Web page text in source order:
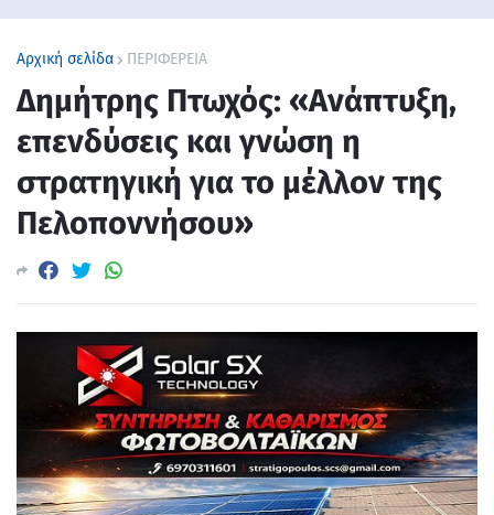
Αρχική σελίδα ΠΕΡΙΦΕΡΕΙΑ
Δημήτρης Πτωχός: «Ανάπτυξη,
επενδύσεις και γνώση η
στρατηγική για το μέλλον της
Πελοποννήσου»